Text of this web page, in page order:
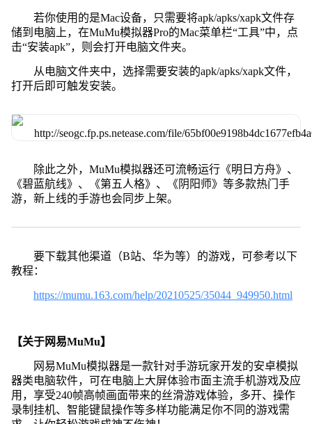
若你使用的是Mac设备，只需要将apk/apks/xapk文件存
储到电脑上，在MuMu模拟器Pro的Mac菜单栏“工具”中，点
击“安装apk”，则会打开电脑文件夹。
从电脑文件夹中，选择需要安装的apk/apks/xapk文件，
打开后即可触发安装。
除此之外，MuMu模拟器还可流畅运行《明日方舟》、
《碧蓝航线》、《第五人格》、《阴阳师》等多款热门手
游，新上线的手游也会同步上架。
要下载其他渠道（B站、华为等）的游戏，可参考以下
教程：
https://mumu.163.com/help/20210525/35044_949950.html
【关于网易MuMu】
网易MuMu模拟器是一款针对手游玩家开发的安卓模拟
器类电脑软件，可在电脑上大屏体验市面主流手机游戏及应
用，享受240帧高帧画面带来的丝滑游戏体验，多开、操作
录制挂机、智能键鼠操作等多样功能满足你不同的游戏需